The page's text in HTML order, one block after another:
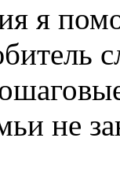
я
не